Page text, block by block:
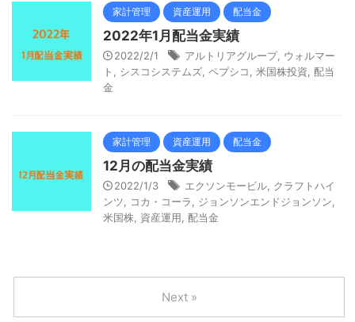
家計管理 資産運用 配当金
2022年1月配当金実績
2022/2/1 アルトリアグループ, ウォルマー
ト
シスコシステムズ ペプシコ 米国株投資 配当
金
家計管理 資産運用 配当金
12月の配当金実績
2022/1/3 エクソンモービル クラフトハイ
ンツ
コカ・コーラ ジョンソンエンドジョンソン
米国株 資産運用 配当金
Next »